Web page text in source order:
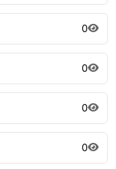
0
0
0
0